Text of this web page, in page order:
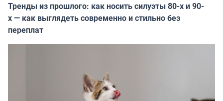
Тренды из прошлого: как носить силуэты 80-х и 90-
х — как выглядеть современно и стильно без
переплат